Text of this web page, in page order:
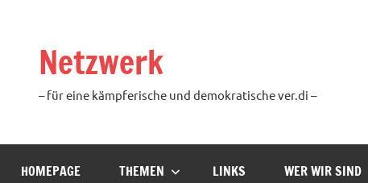
springenNetzwerk
– für eine kämpferische und demokratische ver.di –
HOMEPAGE THEMEN LINKS WER WIR SIND